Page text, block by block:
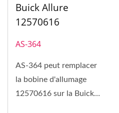
Buick Allure
12570616
AS-364
AS-364 peut remplacer
la bobine d'allumage
12570616 sur la Buick